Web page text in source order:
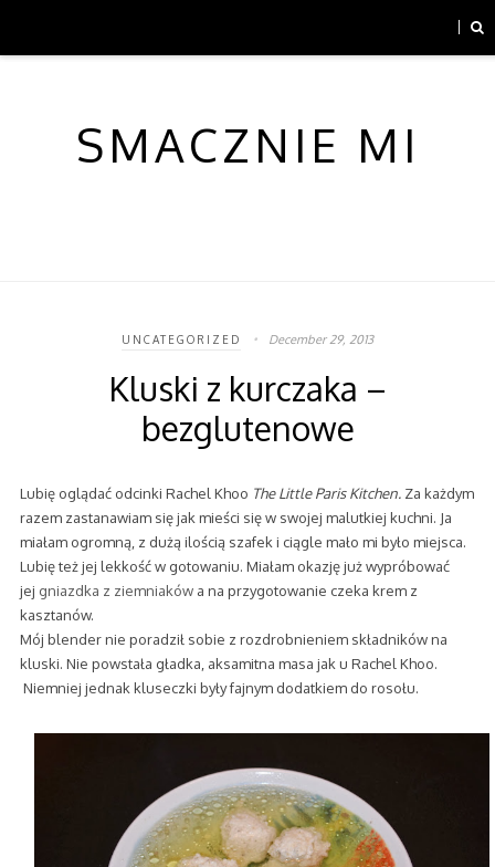
SMACZNIE MI
UNCATEGORIZED December 29, 2013
Kluski z kurczaka –
bezglutenowe
Lubię oglądać odcinki Rachel Khoo The Little Paris Kitchen. Za każdym
razem zastanawiam się jak mieści się w swojej malutkiej kuchni. Ja
miałam ogromną, z dużą ilością szafek i ciągle mało mi było miejsca.
Lubię też jej lekkość w gotowaniu. Miałam okazję już wypróbować
jej gniazdka z ziemniakówa na przygotowanie czeka krem z
kasztanów.
Mój blender nie poradził sobie z rozdrobnieniem składników na
kluski. Nie powstała gładka, aksamitna masa jak u Rachel Khoo.
Niemniej jednak kluseczki były fajnym dodatkiem do rosołu.